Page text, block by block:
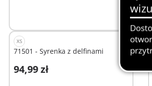
XS
71501 - Syrenka z delfinami
94,99 zł
Dodaj do koszyka